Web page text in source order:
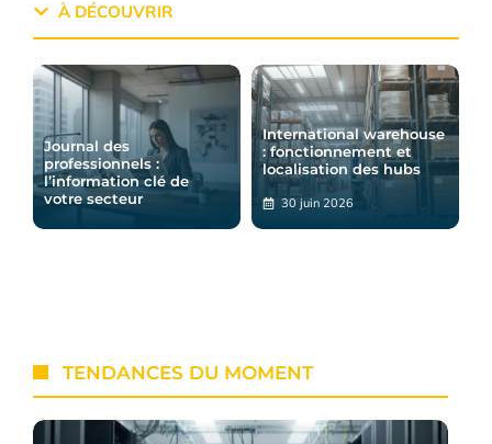
À DÉCOUVRIR
Journal des
professionnels :
l’information clé de
votre secteur
International warehouse
: fonctionnement et
localisation des hubs
30 juin 2026
TENDANCES DU MOMENT